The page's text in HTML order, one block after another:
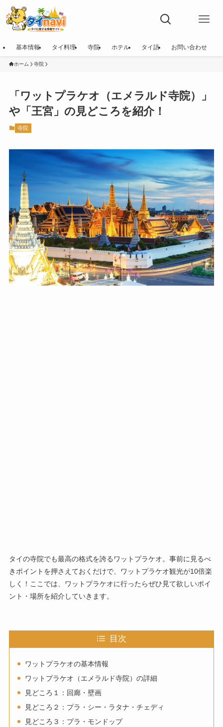
基本情報 タイ料理 寺院 ホテル タイ語 お問い合わせ
ホーム 寺院
「ワットプラケオ（エメラルド寺院）」
や「王宮」の見どころを紹介！
寺院
タイの寺院でも最高の格式を誇るワットプラケオ。事前に見るべ
きポイントを押さえておくだけで、ワットプラケオ観光が10倍楽
しく！ここでは、ワットプラケオに行ったらぜひ見て欲しいポイ
ント・場所を紹介していきます。
目次
ワットプラケオの基本情報
ワットプラケオ（エメラルド寺院）の詳細
見どころ１：回廊・壁画
見どころ２：プラ・シー・ラタナ・チェディ
見どころ３：プラ・モンドップ